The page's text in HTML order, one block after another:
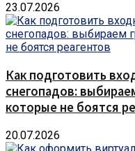
23.07.2026
Как подготовить
снегопадов:
которые не боятся
20.07.2026